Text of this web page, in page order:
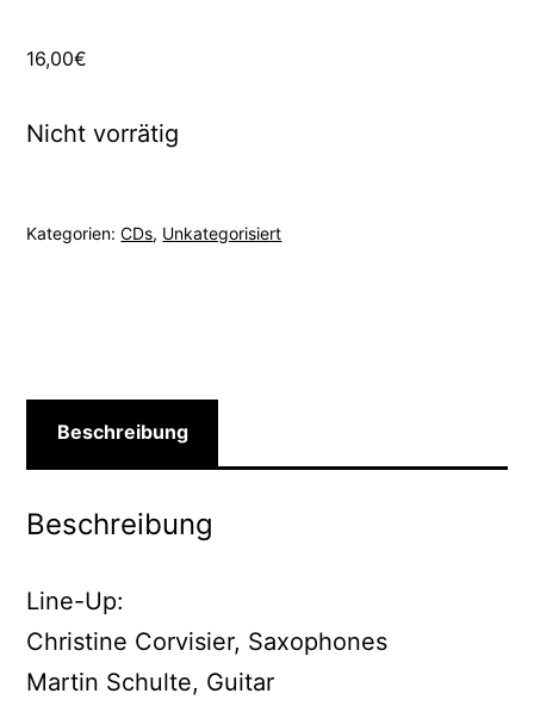
16,00€
Nicht vorrätig
Kategorien:CDs, Unkategorisiert
Beschreibung
Beschreibung
Line-Up:
Christine Corvisier, Saxophones
Martin Schulte, Guitar